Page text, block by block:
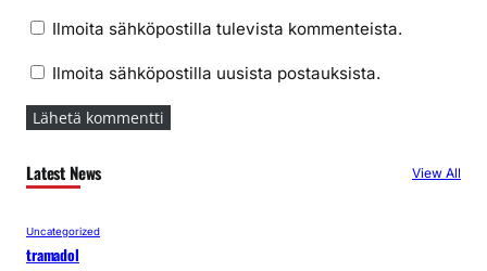
Ilmoita sähköpostilla tulevista kommenteista.
Ilmoita sähköpostilla uusista postauksista.
Latest News View All
Uncategorized
tramadol